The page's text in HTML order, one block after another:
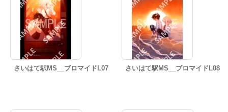
さいはて駅MS__ブロマイドL07 さいはて駅MS__ブロマイドL08